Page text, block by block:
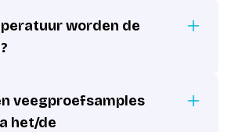
worden de
veegproefsamples
het/de